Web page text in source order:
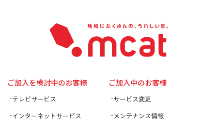
ご加入を検討中のお客様
テレビサービス
インターネットサービス
ご加入中のお客様
サービス変更
メンテナンス情報